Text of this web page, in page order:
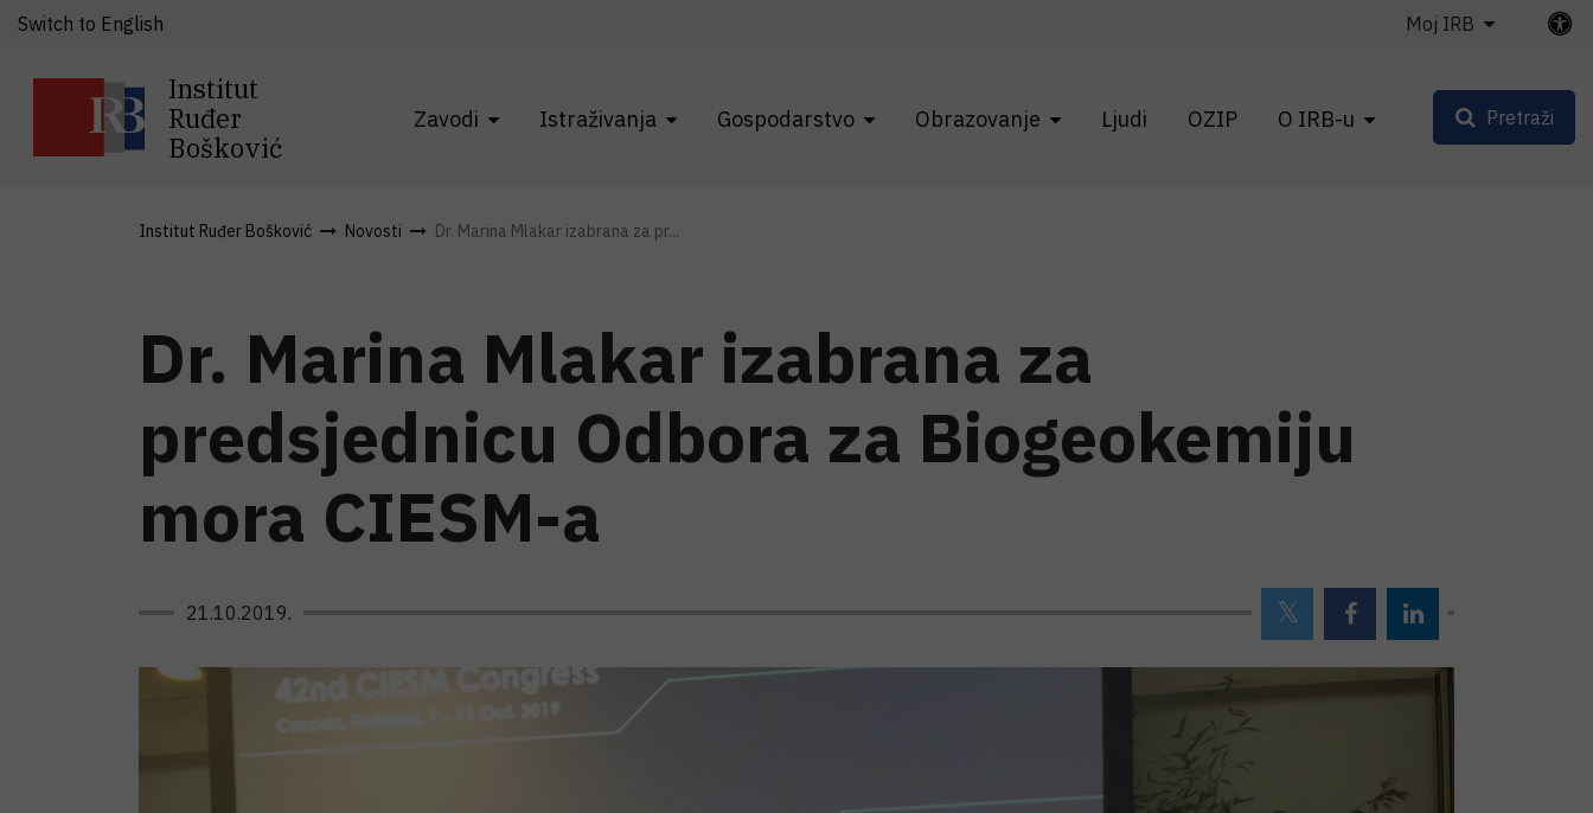
Institut
Ruđer
Bošković
Zavodi Istraživanja Gospodarstvo Obrazovanje Ljudi OZIP O IRB-u
Switch to English Moj IRB
Pretraži
Institut Ruđer Bošković Novosti Dr. Marina Mlakar izabrana za pr...
Dr. Marina Mlakar izabrana za
predsjednicu Odbora za Biogeokemiju
mora CIESM-a
21.10.2019.